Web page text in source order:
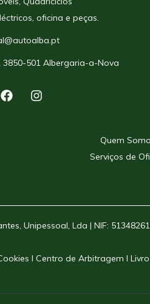
oficina e peças.
3850-501 Albergaria-a-Nova
Quem
Serviços de
Unipessoal, Lda | NIF:
I Centro de Arbitragem I